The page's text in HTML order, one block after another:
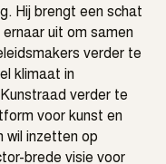
Hij brengt een schat
uit om samen
verder te
klimaat in
verder te
voor kunst en
wil inzetten op
brede visie voor